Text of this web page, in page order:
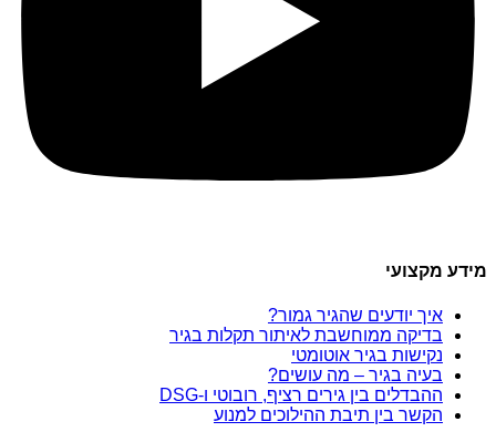
מידע מקצועי
איך יודעים שהגיר גמור?
בדיקה ממוחשבת לאיתור תקלות בגיר
נקישות בגיר אוטומטי
בעיה בגיר – מה עושים?
ההבדלים בין גירים רציף, רובוטי ו-DSG
הקשר בין תיבת ההילוכים למנוע